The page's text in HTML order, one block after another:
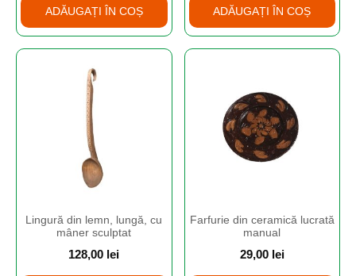
ADĂUGAȚI ÎN COȘ ADĂUGAȚI ÎN COȘ
Lingură din lemn, lungă, cu
mâner sculptat
128,00 lei
Farfurie din ceramică lucrată
manual
29,00 lei